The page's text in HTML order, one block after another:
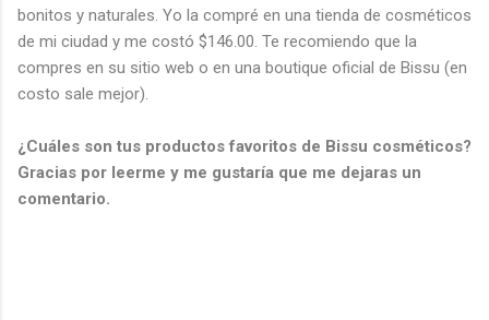
bonitos y naturales. Yo la compré en una tienda de cosméticos
de mi ciudad y me costó $146.00. Te recomiendo que la
compres en su sitio web o en una boutique oficial de Bissu (en
costo sale mejor).
¿Cuáles son tus productos favoritos de Bissu cosméticos?
Gracias por leerme y me gustaría que me dejaras un
comentario.